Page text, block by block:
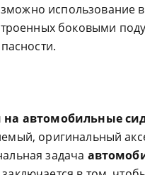
использование
боковыми
автомобильные
оригинальный
задача